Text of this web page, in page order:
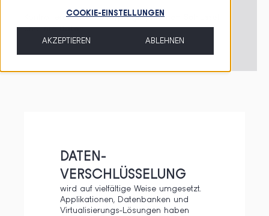
COOKIE-EINSTELLUNGEN
AKZEPTIEREN ABLEHNEN
Kontrollieren Sie Ihrekryptographischen Schlüssel
und IhreDaten.
DATEN-
VERSCHLÜSSELUNG
wird auf vielfältige Weise umgesetzt.
Applikationen, Datenbanken und
Virtualisierungs-Lösungen haben